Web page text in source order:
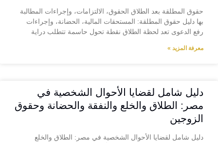
حقوق المطلقة بعد الطلاق الحقوق، الالتزامات، وإجراءات المطالبة
بها دليل حقوق المطلقة: المستحقات المالية، الحضانة، وإجراءات
رفع الدعوى تعد لحظة الطلاق نقطة تحول حاسمة تتطلب دراية
معرفة المزيد »
دليل شامل لقضايا الأحوال الشخصية في
مصر: الطلاق والخلع والنفقة والحضانة وحقوق
الزوجين
دليل شامل لقضايا الأحوال الشخصية في مصر: الطلاق والخلع